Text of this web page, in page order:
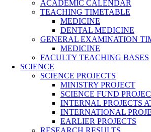
ACADEMIC CALENDAR
TEACHING TIMETABLE
MEDICINE
DENTAL MEDICINE
GENERAL EXAMINATION
MEDICINE
FACULTY TEACHING BASES
SCIENCE
SCIENCE PROJECTS
MINISTRY PROJECT
SCIENCE FUND
INTERNAL PROJECTS
INTERNATIONAL
EARLIER PROJECTS
RESEARCH RESULTS